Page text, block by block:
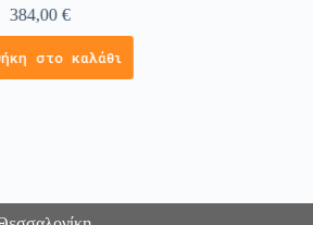
384,00€
στο καλάθι